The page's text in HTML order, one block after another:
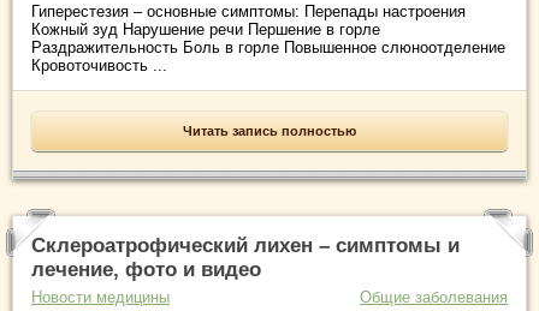
Гиперестезия – основные симптомы: Перепады настроения
Кожный зуд Нарушение речи Першение в горле
Раздражительность Боль в горле Повышенное слюноотделение
Кровоточивость ...
Читать запись полностью
Склероатрофический лихен – симптомы и
лечение, фото и видео
Новости медицины Общие заболевания